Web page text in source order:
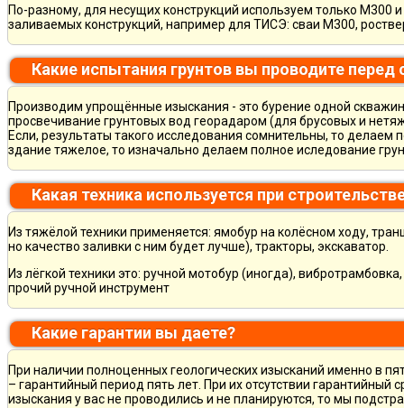
По-разному, для несущих конструкций используем только М300
заливаемых конструкций, например для ТИСЭ: сваи М300,
Какие испытания грунтов вы проводите перед
Производим упрощённые изыскания - это бурение одной
просвечивание грунтовых вод георадаром (для брусовых и
Если, результаты такого исследования сомнительны, то
здание тяжелое, то изначально делаем полное иследование
Какая техника используется при
Из тяжёлой техники применяется: ямобур на колёсном ходу,
но качество заливки с ним будет лучше), тракторы, экскаватор.
Из лёгкой техники это: ручной мотобур (иногда),
прочий ручной инструмент
Какие гарантии вы даете?
При наличии полноценных геологических изысканий именно в
– гарантийный период пять лет. При их отсутствии гарантийный
изыскания у вас не проводились и не планируются, то мы